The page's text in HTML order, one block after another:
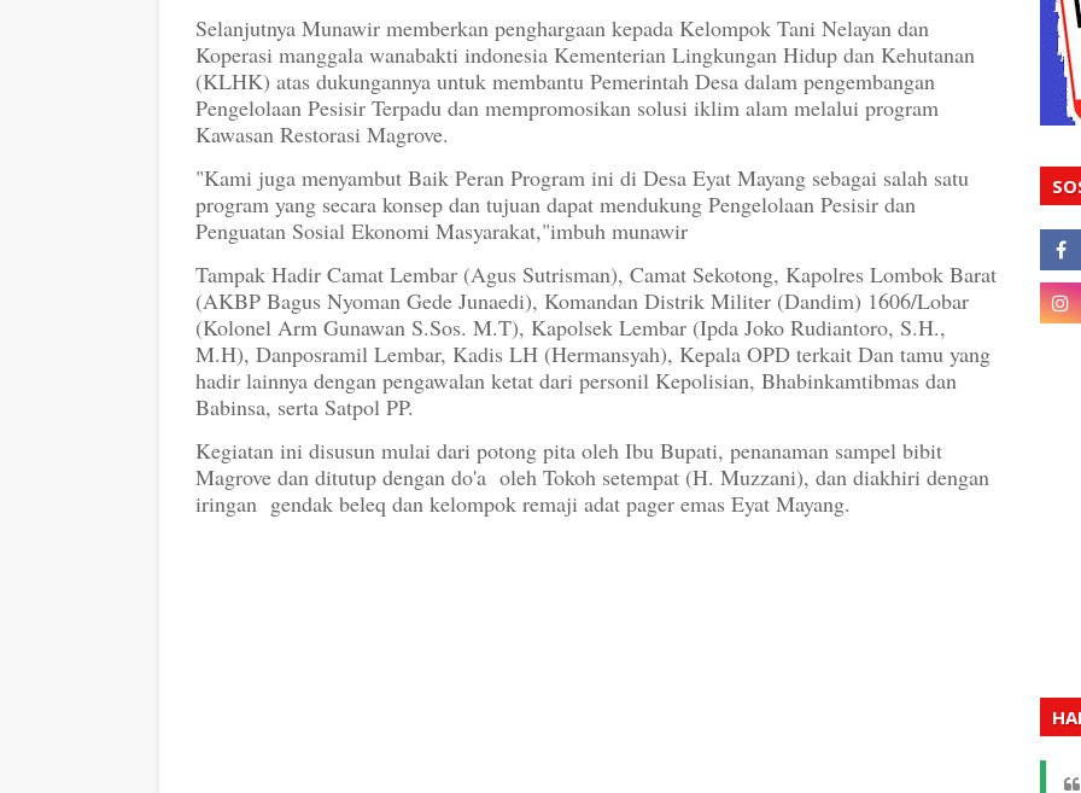
Selanjutnya Munawir memberkan penghargaan kepada Kelompok Tani Nelayan dan
Koperasi manggala wanabakti indonesia Kementerian Lingkungan Hidup dan Kehutanan
(KLHK) atas dukungannya untuk membantu Pemerintah Desa dalam pengembangan
Pengelolaan Pesisir Terpadu dan mempromosikan solusi iklim alam melalui program
Kawasan Restorasi Magrove.
"Kami juga menyambut Baik Peran Program ini di Desa Eyat Mayang sebagai salah satu
program yang secara konsep dan tujuan dapat mendukung Pengelolaan Pesisir dan
Penguatan Sosial Ekonomi Masyarakat,"imbuh munawir
Tampak Hadir Camat Lembar (Agus Sutrisman), Camat Sekotong, Kapolres Lombok Barat
(AKBP Bagus Nyoman Gede Junaedi), Komandan Distrik Militer (Dandim) 1606/Lobar
(Kolonel Arm Gunawan S.Sos. M.T), Kapolsek Lembar (Ipda Joko Rudiantoro, S.H.,
M.H), Danposramil Lembar, Kadis LH (Hermansyah), Kepala OPD terkait Dan tamu yang
hadir lainnya dengan pengawalan ketat dari personil Kepolisian, Bhabinkamtibmas dan
Babinsa, serta Satpol PP.
Kegiatan ini disusun mulai dari potong pita oleh Ibu Bupati, penanaman sampel bibit
Magrove dan ditutup dengan do'a oleh Tokoh setempat (H. Muzzani), dan diakhiri dengan
iringan gendak beleq dan kelompok remaji adat pager emas Eyat Mayang.